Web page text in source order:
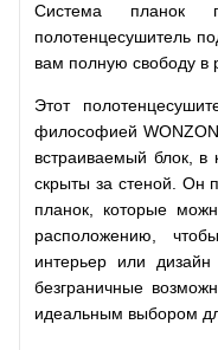
Система планок
полотенцесушитель
вам полную свободу в
Этот
философией WONZON
встраиваемый блок, в
скрыты за стеной. Он
планок, которые
расположению,
интерьер или
безграничные
идеальным выбором